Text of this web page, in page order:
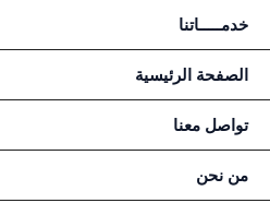
إلى
المحتوى
خدمـــــاتنا
الصفحة الرئيسية
تواصل معنا
من نحن